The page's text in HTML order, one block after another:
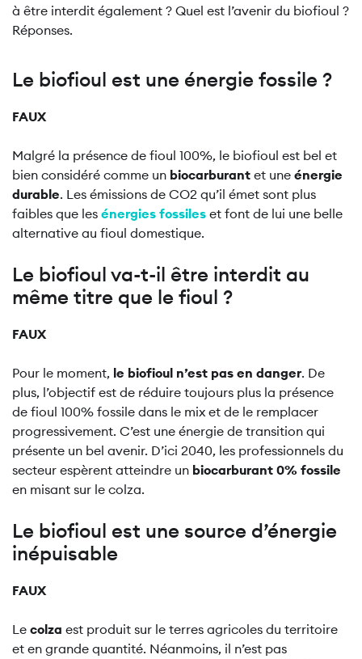
à être interdit également ? Quel est l’avenir du biofioul ?
Réponses.
Le biofioul est une énergie fossile ?
FAUX
Malgré la présence de fioul 100%, le biofioul est bel et
bien considéré comme un biocarburant et une énergie
durable. Les émissions de CO2 qu’il émet sont plus
faibles que les énergies fossiles et font de lui une belle
alternative au fioul domestique.
Le biofioul va-t-il être interdit au
même titre que le fioul ?
FAUX
Pour le moment, le biofioul n’est pas en danger. De
plus, l’objectif est de réduire toujours plus la présence
de fioul 100% fossile dans le mix et de le remplacer
progressivement. C’est une énergie de transition qui
présente un bel avenir. D’ici 2040, les professionnels du
secteur espèrent atteindre un biocarburant 0% fossile
en misant sur le colza.
Le biofioul est une source d’énergie
inépuisable
FAUX
Le colza est produit sur le terres agricoles du territoire
et en grande quantité. Néanmoins, il n’est pas